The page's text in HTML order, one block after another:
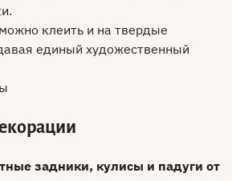
клеить и на твердые
единый художественный
задники, кулисы и падуги от